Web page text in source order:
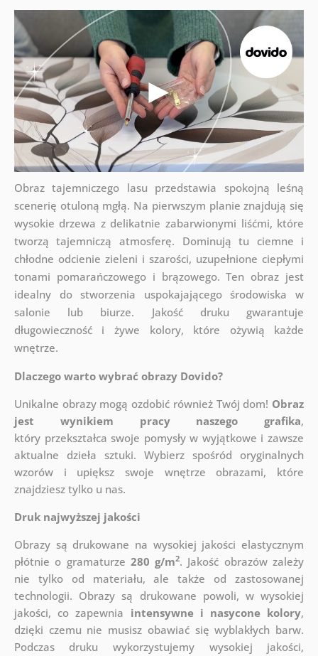
Obraz tajemniczego lasu przedstawia spokojną leśną
scenerię otuloną mgłą. Na pierwszym planie znajdują się
wysokie drzewa z delikatnie zabarwionymi liśćmi, które
tworzą tajemniczą atmosferę. Dominują tu ciemne i
chłodne odcienie zieleni i szarości, uzupełnione ciepłymi
tonami pomarańczowego i brązowego. Ten obraz jest
idealny do stworzenia uspokajającego środowiska w
salonie lub biurze. Jakość druku gwarantuje
długowieczność i żywe kolory, które ożywią każde
wnętrze.
Dlaczego warto wybrać obrazy Dovido?
Unikalne obrazy mogą ozdobić również Twój dom! Obraz
jest wynikiem pracy naszego grafika,
który przekształca swoje pomysły w wyjątkowe i zawsze
aktualne dzieła sztuki. Wybierz spośród oryginalnych
wzorów i upiększ swoje wnętrze obrazami, które
znajdziesz tylko u nas.
Druk najwyższej jakości
Obrazy są drukowane na wysokiej jakości elastycznym
płótnie o gramaturze 280 g/m2. Jakość obrazów zależy
nie tylko od materiału, ale także od zastosowanej
technologii. Obrazy są drukowane powoli, w wysokiej
jakości, co zapewnia intensywne i nasycone kolory,
dzięki czemu nie musisz obawiać się wyblakłych barw.
Podczas druku wykorzystujemy wysokiej jakości,